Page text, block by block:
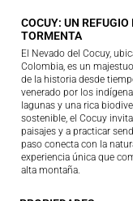
COCUY: UN
TORMENTA
El Nevado del Cocuy,
Colombia, es un
de la historia desde
venerado por los
lagunas y una rica
sostenible, el Cocuy
paisajes y a practicar
paso conecta con la
experiencia única que
alta montaña.